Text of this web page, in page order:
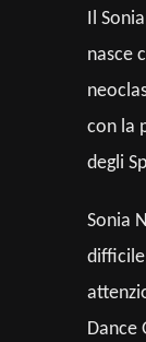
Il
nasce
con la
degli
Sonia
difficile
Dance